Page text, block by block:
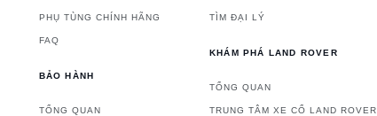
PHỤ TÙNG CHÍNH HÃNG
FAQ
BẢO HÀNH
TỔNG QUAN
TÌM ĐẠI LÝ
KHÁM PHÁ LAND ROVER
TỔNG QUAN
TRUNG TÂM XE CỔ LAND ROVER